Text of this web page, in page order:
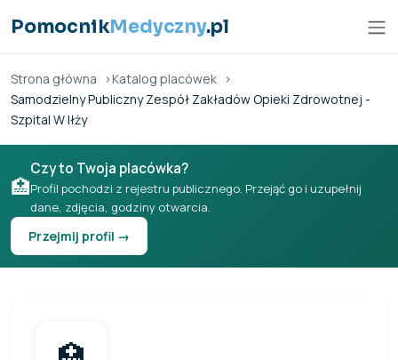
PomocnikMedyczny.pl
Strona główna
Katalog placówek
Samodzielny Publiczny Zespół Zakładów Opieki Zdrowotnej -
Szpital W Iłży
🏥
Czy to Twoja placówka?
Profil pochodzi z rejestru publicznego. Przejąć go i uzupełnij
dane, zdjęcia, godziny otwarcia.
Przejmij profil →